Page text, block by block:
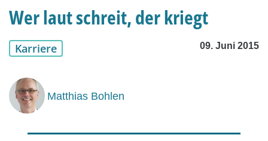
Wer laut schreit, der kriegt
Karriere 09. Juni 2015
Matthias Bohlen